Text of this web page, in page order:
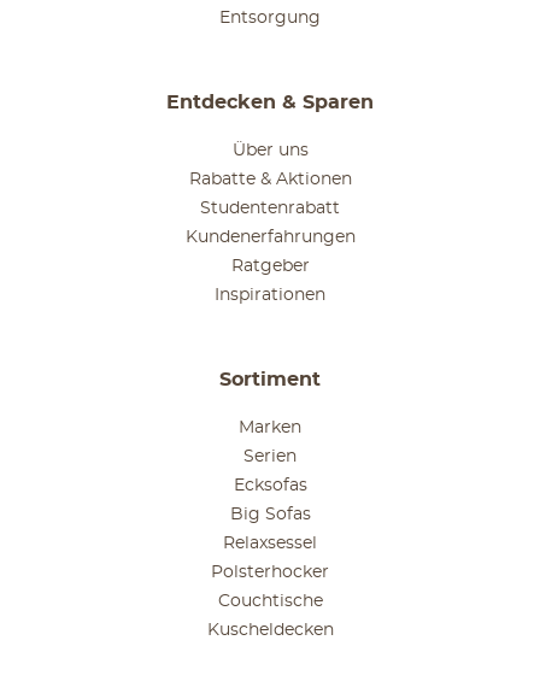
Entsorgung
Entdecken & Sparen
Über uns
Rabatte & Aktionen
Studentenrabatt
Kundenerfahrungen
Ratgeber
Inspirationen
Sortiment
Marken
Serien
Ecksofas
Big Sofas
Relaxsessel
Polsterhocker
Couchtische
Kuscheldecken